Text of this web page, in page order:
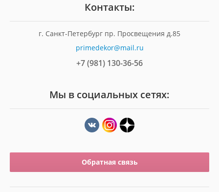
Контакты:
г. Санкт-Петербург пр. Просвещения д.85
primedekor@mail.ru
+7 (981) 130-36-56
Мы в социальных сетях:
Обратная связь